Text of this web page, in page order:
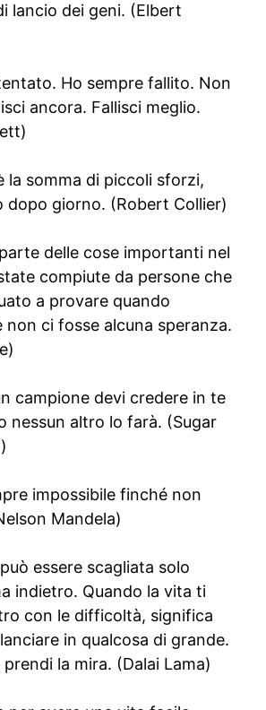
lancio dei geni. (Elbert
Ho sempre fallito. Non
ancora. Fallisci meglio.
la somma di piccoli sforzi,
dopo giorno. (Robert Collier)
delle cose importanti nel
compiute da persone che
a provare quando
non ci fosse alcuna speranza.
campione devi credere in te
nessun altro lo farà. (Sugar
impossibile finché non
Mandela)
essere scagliata solo
indietro. Quando la vita ti
con le difficoltà, significa
in qualcosa di grande.
la mira. (Dalai Lama)